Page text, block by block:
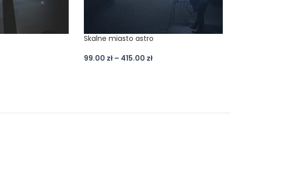
Skalne miasto astro
99.00 zł – 415.00 zł